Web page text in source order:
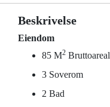
Beskrivelse
Eiendom
85 M2 Bruttoareal
3 Soverom
2 Bad